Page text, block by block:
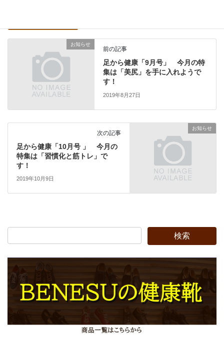
お知らせ
前の記事
足から健康「9月号」 今月の特
集は「美尻」を手に入れようで
す！
2019年8月27日
お知らせ
次の記事
足から健康「10月号 」 今月の
特集は「習慣化と筋トレ」で
す！
2019年10月9日